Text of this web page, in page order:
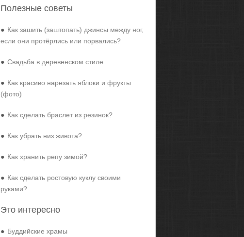
Полезные советы
● Как зашить (заштопать) джинсы между ног,
если они протёрлись или порвались?
● Свадьба в деревенском стиле
● Как красиво нарезать яблоки и фрукты
(фото)
● Как сделать браслет из резинок?
● Как убрать низ живота?
● Как хранить репу зимой?
● Как сделать ростовую куклу своими
руками?
Это интересно
● Буддийские храмы